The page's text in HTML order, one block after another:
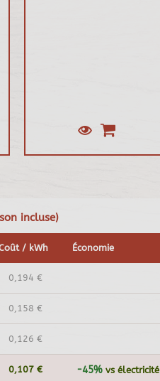
incluse)
/ kWh Économie
0,194 €
0,158 €
0,126 €
0,107 € -45%vs électricité